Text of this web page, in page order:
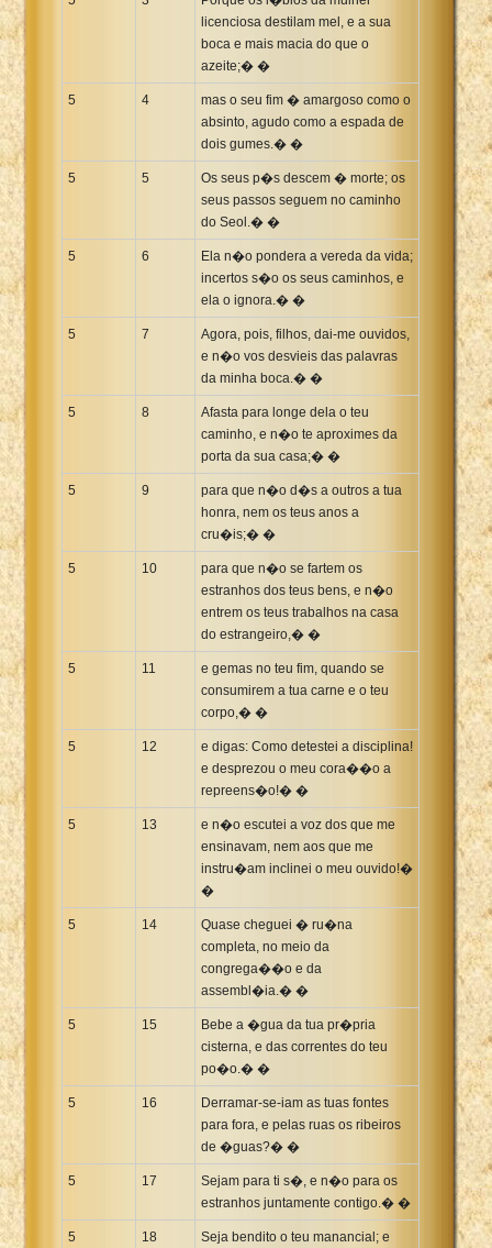
licenciosa destilam mel, e a sua
boca e mais macia do que o
azeite;� �
5 4
mas o seu fim � amargoso como o
absinto, agudo como a espada de
dois gumes.� �
5 5
Os seus p�s descem � morte; os
seus passos seguem no caminho
do Seol.� �
5 6
Ela n�o pondera a vereda da vida;
incertos s�o os seus caminhos, e
ela o ignora.� �
5 7
Agora, pois, filhos, dai-me ouvidos,
e n�o vos desvieis das palavras
da minha boca.� �
5 8
Afasta para longe dela o teu
caminho, e n�o te aproximes da
porta da sua casa;� �
5 9
para que n�o d�s a outros a tua
honra, nem os teus anos a
cru�is;� �
5 10
para que n�o se fartem os
estranhos dos teus bens, e n�o
entrem os teus trabalhos na casa
do estrangeiro,� �
5 11
e gemas no teu fim, quando se
consumirem a tua carne e o teu
corpo,� �
5 12
e digas: Como detestei a disciplina!
e desprezou o meu cora��o a
repreens�o!� �
5 13
e n�o escutei a voz dos que me
ensinavam, nem aos que me
instru�am inclinei o meu ouvido!�
�
5 14
Quase cheguei � ru�na
completa, no meio da
congrega��o e da
assembl�ia.� �
5 15
Bebe a �gua da tua pr�pria
cisterna, e das correntes do teu
po�o.� �
5 16
Derramar-se-iam as tuas fontes
para fora, e pelas ruas os ribeiros
de �guas?� �
5 17
Sejam para ti s�, e n�o para os
estranhos juntamente contigo.� �
5 18
Seja bendito o teu manancial; e